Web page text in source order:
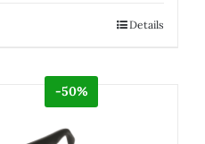
Details
-50%